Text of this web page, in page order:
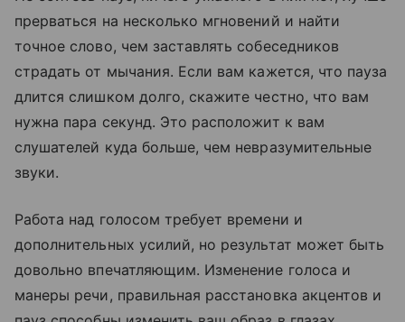
прерваться на несколько мгновений и найти
точное слово, чем заставлять собеседников
страдать от мычания. Если вам кажется, что пауза
длится слишком долго, скажите честно, что вам
нужна пара секунд. Это расположит к вам
слушателей куда больше, чем невразумительные
звуки.
Работа над голосом требует времени и
дополнительных усилий, но результат может быть
довольно впечатляющим. Изменение голоса и
манеры речи, правильная расстановка акцентов и